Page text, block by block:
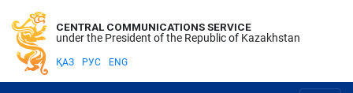
CENTRAL COMMUNICATIONS SERVICE
under the President of the Republic of Kazakhstan
ҚАЗ РУС ENG